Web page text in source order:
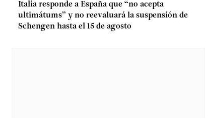
Italia responde a España que “no acepta
ultimátums” y no reevaluará la suspensión de
Schengen hasta el 15 de agosto